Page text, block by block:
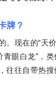
牌？
。现在的“天
青眼白龙”，
往往自带热